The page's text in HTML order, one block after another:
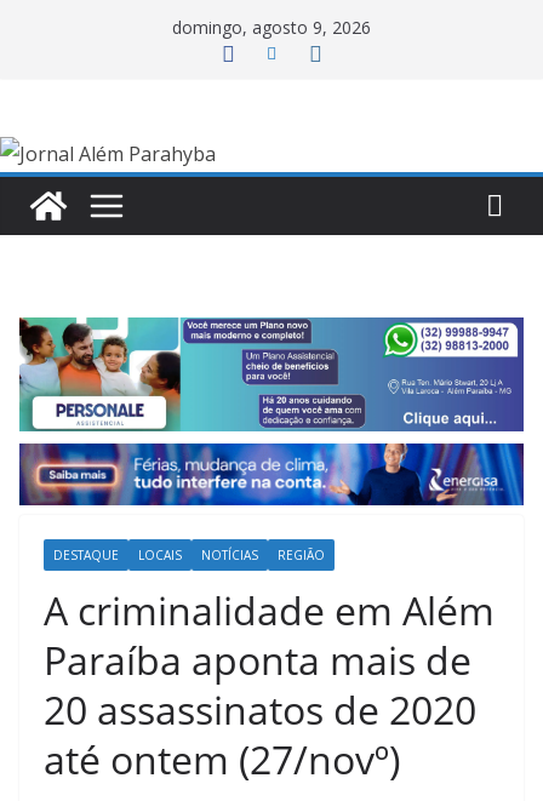
domingo, agosto 9, 2026
DESTAQUE LOCAIS NOTÍCIAS REGIÃO
A criminalidade em Além
Paraíba aponta mais de
20 assassinatos de 2020
até ontem (27/novº)